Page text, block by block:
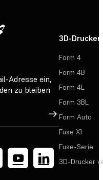
Adresse ein,
zu bleiben
Registrieren
3D-Drucker
Form 4
Form 4B
Form 4L
Form 3BL
Form Auto
Fuse X1
Fuse-Serie
3D-Drucker